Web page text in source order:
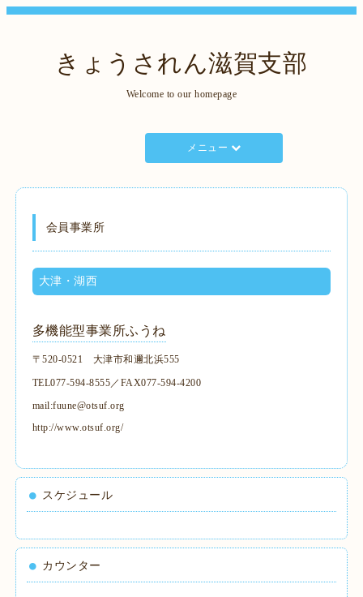
きょうされん滋賀支部
Welcome to our homepage
メニュー
会員事業所
大津・湖西
多機能型事業所ふうね
〒520-0521 大津市和邇北浜555
TEL077-594-8555／FAX077-594-4200
mail:fuune@otsuf.org
http://www.otsuf.org/
スケジュール
カウンター